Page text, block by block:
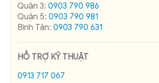
Quận 3: 0903 790 986
Quận 5: 0903 790 981
Bình Tân: 0903 790 631
HỖ TRỢ KỸ THUẬT
0913 717 067